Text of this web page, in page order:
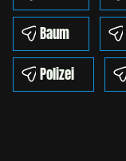
Baum
Polizei